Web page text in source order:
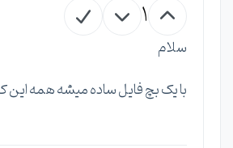
1
سلام
با یک بچ فایل ساده میشه همه این